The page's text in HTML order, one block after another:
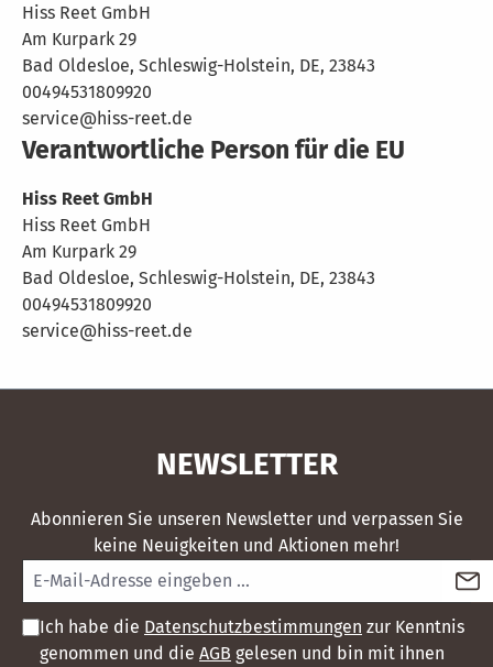
Hiss Reet GmbH
Am Kurpark 29
Bad Oldesloe, Schleswig-Holstein, DE, 23843
00494531809920
service@hiss-reet.de
Verantwortliche Person für die EU
Hiss Reet GmbH
Hiss Reet GmbH
Am Kurpark 29
Bad Oldesloe, Schleswig-Holstein, DE, 23843
00494531809920
service@hiss-reet.de
NEWSLETTER
Abonnieren Sie unseren Newsletter und verpassen Sie
keine Neuigkeiten und Aktionen mehr!
Ich habe die Datenschutzbestimmungen zur Kenntnis
genommen und die AGB gelesen und bin mit ihnen